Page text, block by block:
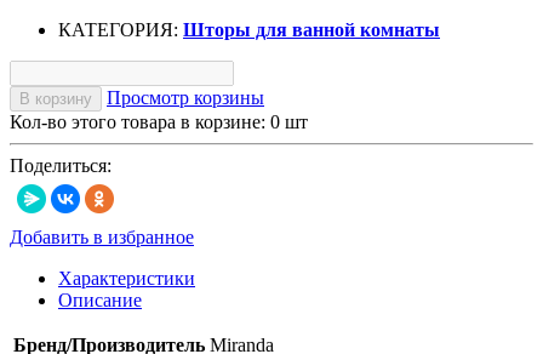
КАТЕГОРИЯ: Шторы для ванной комнаты
В корзину
Просмотр корзины
Кол-во этого товара в корзине: 0 шт
Поделиться:
Добавить в избранное
Характеристики
Описание
Бренд/Производитель Miranda